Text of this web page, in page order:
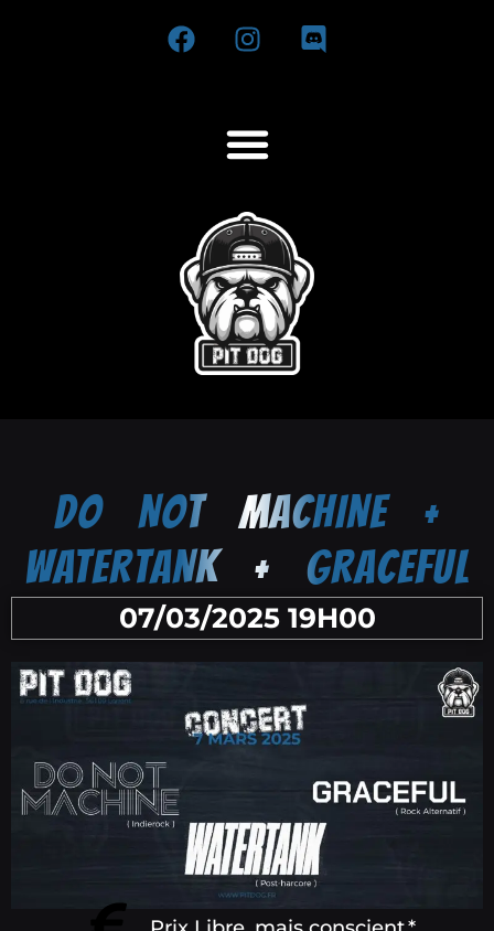
DO NOT MACHINE +
WATERTANK + GRACEFUL
07/03/2025 19H00